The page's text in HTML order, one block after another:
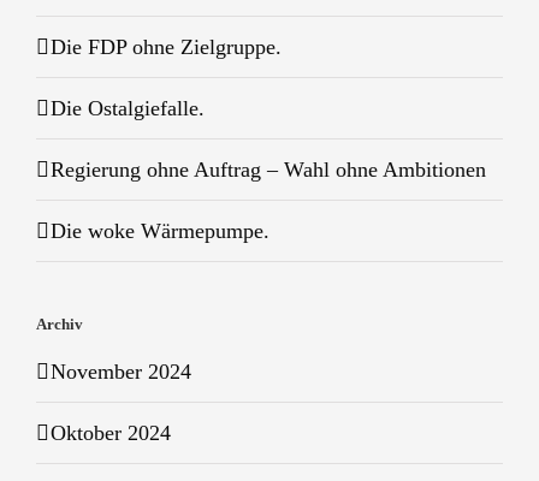
Die FDP ohne Zielgruppe.
Die Ostalgiefalle.
Regierung ohne Auftrag – Wahl ohne Ambitionen
Die woke Wärmepumpe.
Archiv
November 2024
Oktober 2024